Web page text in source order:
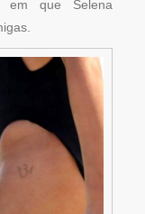
em que Selena